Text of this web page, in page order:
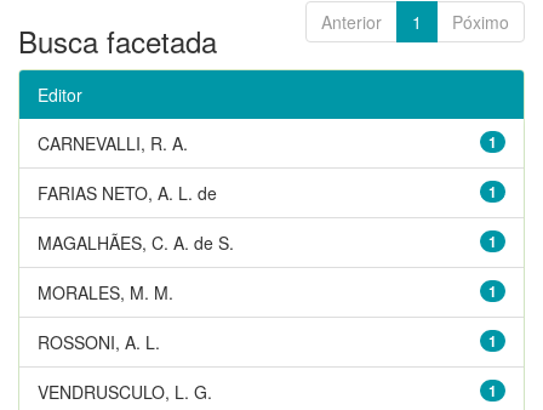
Anterior 1 Póximo
Busca facetada
Editor
1
CARNEVALLI, R. A.
1
FARIAS NETO, A. L. de
1
MAGALHÃES, C. A. de S.
1
MORALES, M. M.
1
ROSSONI, A. L.
1
VENDRUSCULO, L. G.